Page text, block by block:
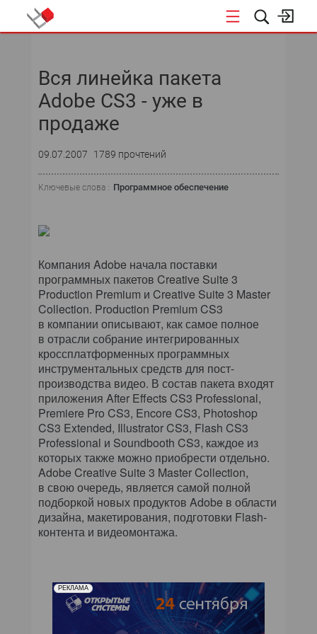
Вся линейка пакета
Adobe CS3 - уже в
продаже
09.07.2007 1789 прочтений
Ключевые слова : Программное обеспечение
Компания Adobe начала поставки
программных пакетов Creative Suite 3
Production Premium и Creative Suite 3 Master
Collection. Production Premium CS3
в компании описывают, как самое полное
в отрасли собрание интегрированных
кроссплатформенных программных
инструментальных средств для пост-
производства видео. В состав пакета входят
приложения After Effects CS3 Professional,
Premiere Pro CS3, Encore CS3, Photoshop
CS3 Extended, Illustrator CS3, Flash CS3
Professional и Soundbooth CS3, каждое из
которых также можно приобрести отдельно.
Adobe Creative Suite 3 Master Collection,
в свою очередь, является самой полной
подборкой новых продуктов Adobe в области
дизайна, макетирования, подготовки Flash-
контента и видеомонтажа.
РЕКЛАМА